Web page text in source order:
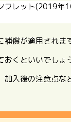
フレット(2019年
償が適用されま
おくといいでしょ
入後の注意点な